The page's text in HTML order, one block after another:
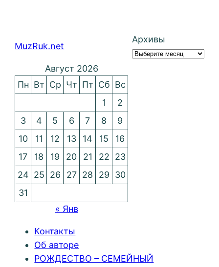
MuzRuk.net
Архивы
Август 2026
Пн Вт Ср Чт Пт Сб Вс
1
2
3
4 5 6 7 8
9
10
11 12 13 14 15
16
17
18 19 20 21 22
23
24 25 26 27 28 29
30
31
« Янв
Контакты
Об авторе
РОЖДЕСТВО – СЕМЕЙНЫЙ